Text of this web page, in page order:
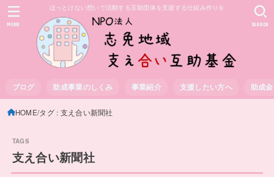
ほっとけない想いで活動する互助団体を支援する仕組み作りを
ブログ 助成事業のしくみ 事業紹介 支援したい方へ 助成
SEARCH
MENU
HOME タグ : 支え合い新聞社
支え合い新聞社